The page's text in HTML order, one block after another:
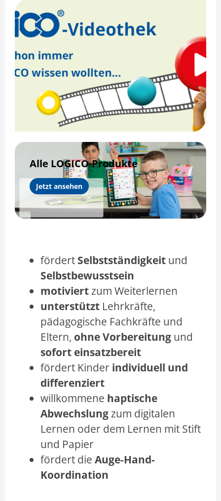
Alle LOGICO-Produkte
Jetzt ansehen
fördert Selbstständigkeit und
Selbstbewusstsein
motiviert zum Weiterlernen
unterstützt Lehrkräfte,
pädagogische Fachkräfte und
Eltern, ohne Vorbereitung und
sofort einsatzbereit
fördert Kinder individuell und
differenziert
willkommene haptische
Abwechslung zum digitalen
Lernen oder dem Lernen mit Stift
und Papier
fördert die Auge-Hand-
Koordination